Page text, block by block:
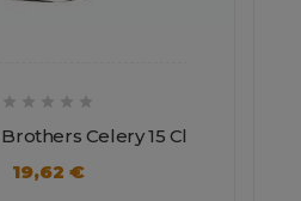
    
Celery 15 Cl
19,62 €